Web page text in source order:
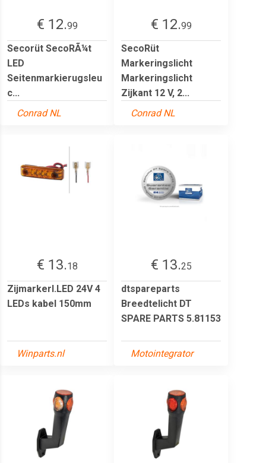
€ 12.99
Secorüt SecoRÃ¼t
LED
Seitenmarkierugsleu
c...
Conrad NL
€ 12.99
SecoRüt
Markeringslicht
Markeringslicht
Zijkant 12 V, 2...
Conrad NL
€ 13.18
Zijmarkerl.LED 24V 4
LEDs kabel 150mm
Winparts.nl
€ 13.25
dtspareparts
Breedtelicht DT
SPARE PARTS 5.81153
Motointegrator